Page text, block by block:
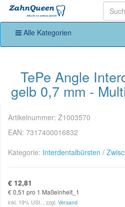
Alle Kategorien
TePe Angle
gelb 0,7 mm -
Artikelnummer: Z1003570
EAN: 7317400016832
Kategorie: Interdentalbürsten /
€ 12,81
€ 0,51 pro 1 Maßeinheit_1
inkl. 19% USt. , zzgl. Versand